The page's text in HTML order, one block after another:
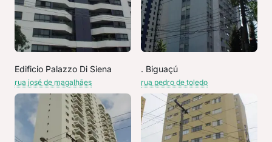
Edificio Palazzo Di Siena
rua josé de magalhães
. Biguaçú
rua pedro de toledo